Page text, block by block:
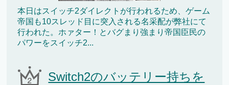
本日はスイッチ2ダイレクトが行われるため、ゲーム
帝国も10スレッド目に突入される名采配が弊社にて
行われた。ホァター！とバグまり強まり帝国臣民の
パワーをスイッチ2...
Switch2のバッテリー持ちを